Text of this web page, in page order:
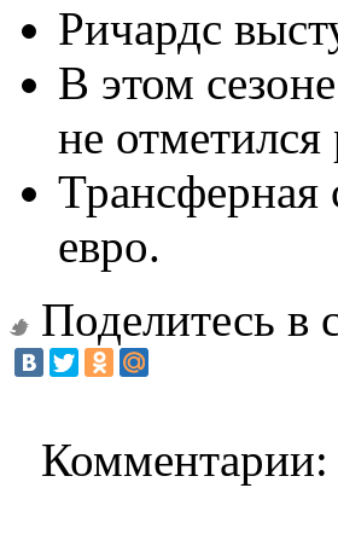
Ричардс
В этом
не
Трансферная
евро.
Поделитесь в
Комментарии: